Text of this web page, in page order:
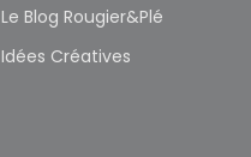
Le Blog Rougier&Plé
Idées Créatives